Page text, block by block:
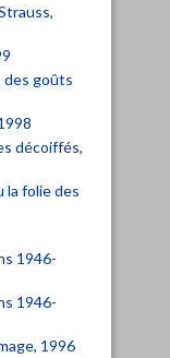
des goûts
décoiffés,
la folie des
1946-
1946-
1996